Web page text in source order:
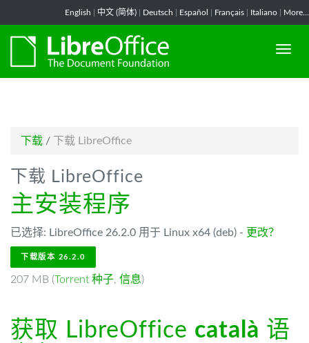
English 中文 (简体) Deutsch Español Français Italiano More...
下载 / 下载 LibreOffice
下载 LibreOffice
主安装程序
已选择: LibreOffice 26.2.0 用于 Linux x64 (deb) - 更改？
下载版本 26.2.0
207 MB (Torrent 种子, 信息)
获取 LibreOffice català 语